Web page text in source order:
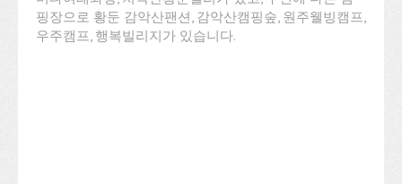
핑장으로 황둔 감악산팬션, 감악산캠핑숲, 원주웰빙캠프,
우주캠프, 행복빌리지가 있습니다.